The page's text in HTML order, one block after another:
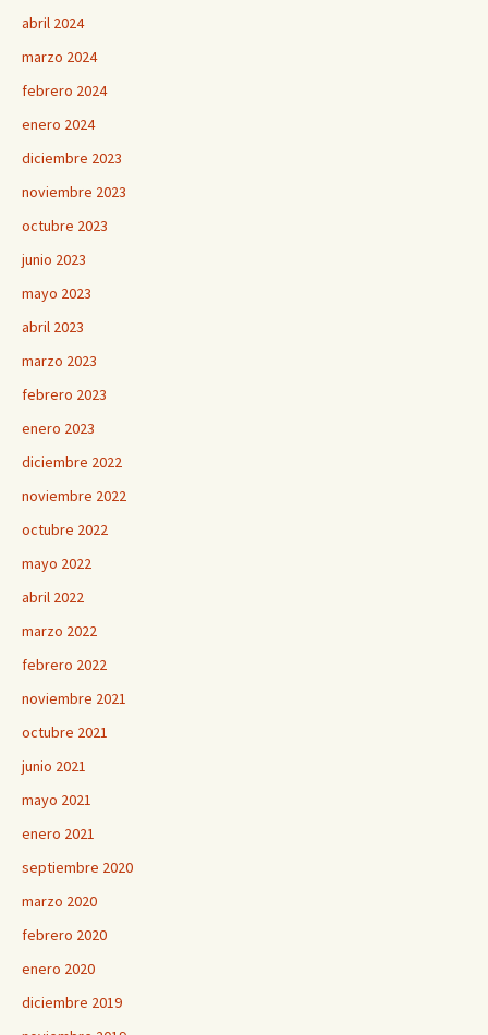
abril 2024
marzo 2024
febrero 2024
enero 2024
diciembre 2023
noviembre 2023
octubre 2023
junio 2023
mayo 2023
abril 2023
marzo 2023
febrero 2023
enero 2023
diciembre 2022
noviembre 2022
octubre 2022
mayo 2022
abril 2022
marzo 2022
febrero 2022
noviembre 2021
octubre 2021
junio 2021
mayo 2021
enero 2021
septiembre 2020
marzo 2020
febrero 2020
enero 2020
diciembre 2019